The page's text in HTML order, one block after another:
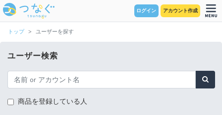
ログイン アカウント作成
トップ ユーザーを探す
ユーザー検索
商品を登録している人